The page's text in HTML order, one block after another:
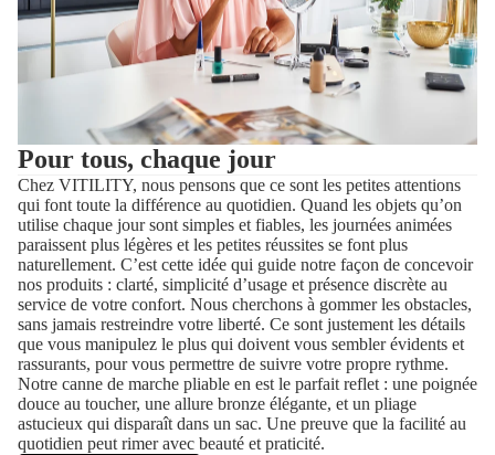
Pour tous, chaque jour
Chez VITILITY, nous pensons que ce sont les petites attentions
qui font toute la différence au quotidien. Quand les objets qu’on
utilise chaque jour sont simples et fiables, les journées animées
paraissent plus légères et les petites réussites se font plus
naturellement. C’est cette idée qui guide notre façon de concevoir
nos produits : clarté, simplicité d’usage et présence discrète au
service de votre confort. Nous cherchons à gommer les obstacles,
sans jamais restreindre votre liberté. Ce sont justement les détails
que vous manipulez le plus qui doivent vous sembler évidents et
rassurants, pour vous permettre de suivre votre propre rythme.
Notre canne de marche pliable en est le parfait reflet : une poignée
douce au toucher, une allure bronze élégante, et un pliage
astucieux qui disparaît dans un sac. Une preuve que la facilité au
quotidien peut rimer avec beauté et praticité.